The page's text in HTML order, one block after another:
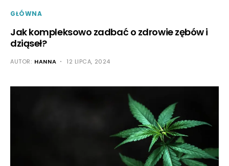
GŁÓWNA
Jak kompleksowo zadbać o zdrowie zębów i
dziąseł?
AUTOR: HANNA 12 LIPCA, 2024